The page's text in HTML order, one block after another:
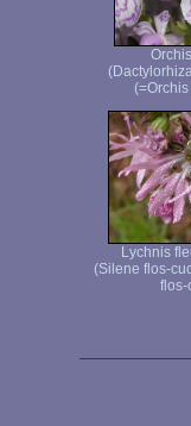
Lychnis
(Silene flos-
flos-